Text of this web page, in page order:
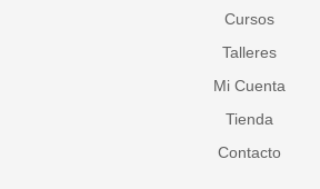
Cursos
Talleres
Mi Cuenta
Tienda
Contacto